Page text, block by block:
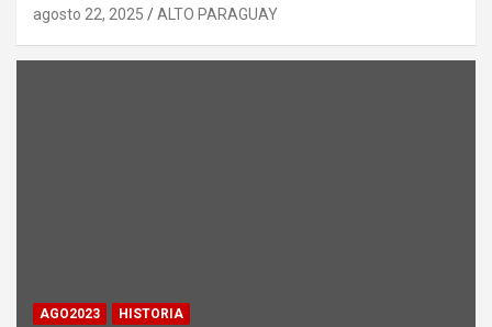
agosto 22, 2025 ALTO PARAGUAY
AGO2023 HISTORIA